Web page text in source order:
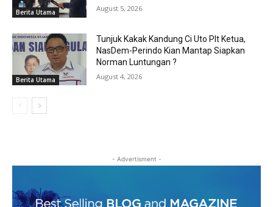
Berita Utama August 5, 2026
Berita Utama
Tunjuk Kakak Kandung Ci Uto Plt Ketua,
NasDem-Perindo Kian Mantap Siapkan
Norman Luntungan ?
August 4, 2026
- Advertisment -